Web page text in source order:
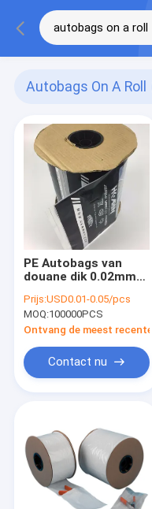
Autobags On A Roll
PE Autobags van
douane dik 0.02mm
Zakken op een
Broodje
Prijs:USD0.01-0.05/pcs
MOQ:100000PCS
Ontvang de meest recente
Contact nu